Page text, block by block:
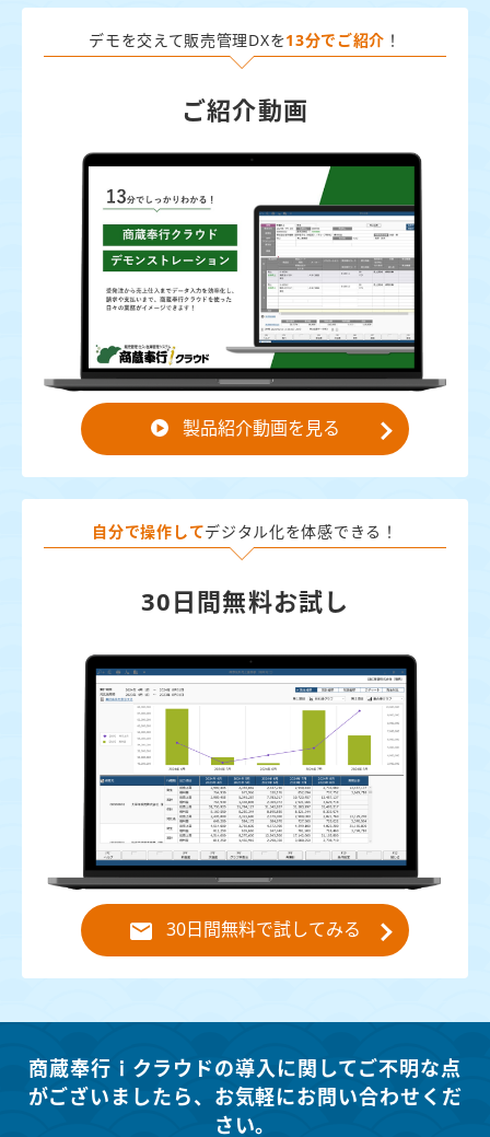
デモを交えて販売管理DXを13分でご紹介 ！
ご紹介動画
製品紹介動画を見る
自分で操作してデジタル化を体感できる！
30日間無料お試し
30日間無料で試してみる
商蔵奉行ｉクラウドの導入に関してご不明な点
がございましたら、 お気軽にお問い合わせくだ
さい。